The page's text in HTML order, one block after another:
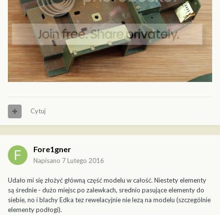
Cytuj
Fore1gner
Napisano 7 Lutego 2016
Udało mi się złożyć główną część modelu w całość. Niestety elementy
są średnie - dużo miejsc po zalewkach, srednio pasujące elementy do
siebie, no i blachy Edka tez rewelacyjnie nie lezą na modelu (szczególnie
elementy podłogi).